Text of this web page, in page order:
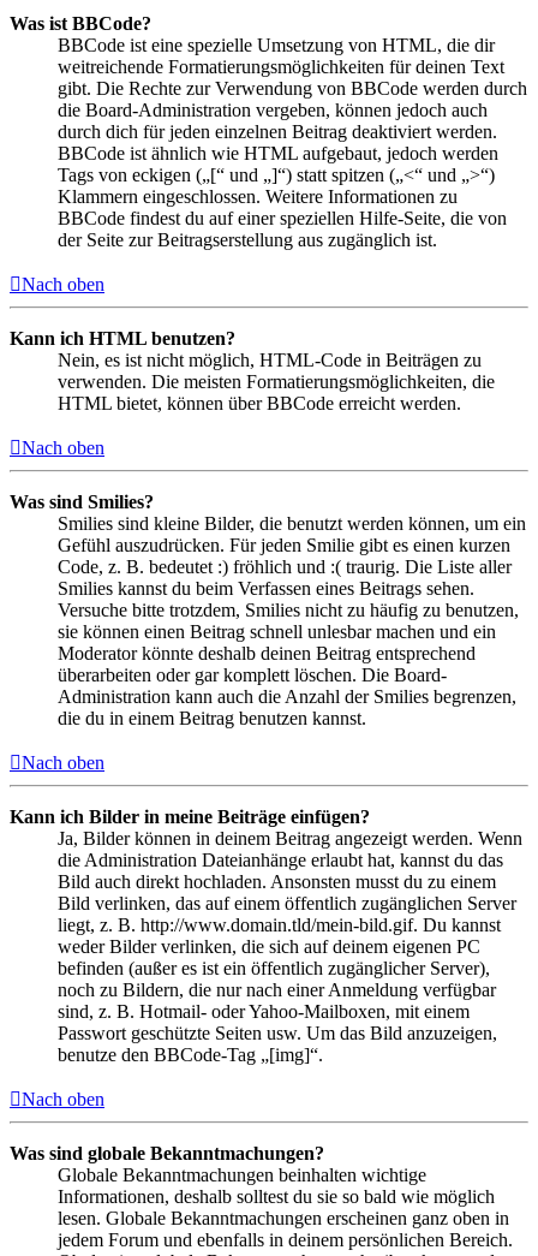
Was ist BBCode?
BBCode ist eine spezielle Umsetzung von HTML, die dir
weitreichende Formatierungsmöglichkeiten für deinen Text
gibt. Die Rechte zur Verwendung von BBCode werden durch
die Board-Administration vergeben, können jedoch auch
durch dich für jeden einzelnen Beitrag deaktiviert werden.
BBCode ist ähnlich wie HTML aufgebaut, jedoch werden
Tags von eckigen („[“ und „]“) statt spitzen („<“ und „>“)
Klammern eingeschlossen. Weitere Informationen zu
BBCode findest du auf einer speziellen Hilfe-Seite, die von
der Seite zur Beitragserstellung aus zugänglich ist.
Nach oben
Kann ich HTML benutzen?
Nein, es ist nicht möglich, HTML-Code in Beiträgen zu
verwenden. Die meisten Formatierungsmöglichkeiten, die
HTML bietet, können über BBCode erreicht werden.
Nach oben
Was sind Smilies?
Smilies sind kleine Bilder, die benutzt werden können, um ein
Gefühl auszudrücken. Für jeden Smilie gibt es einen kurzen
Code, z. B. bedeutet :) fröhlich und :( traurig. Die Liste aller
Smilies kannst du beim Verfassen eines Beitrags sehen.
Versuche bitte trotzdem, Smilies nicht zu häufig zu benutzen,
sie können einen Beitrag schnell unlesbar machen und ein
Moderator könnte deshalb deinen Beitrag entsprechend
überarbeiten oder gar komplett löschen. Die Board-
Administration kann auch die Anzahl der Smilies begrenzen,
die du in einem Beitrag benutzen kannst.
Nach oben
Kann ich Bilder in meine Beiträge einfügen?
Ja, Bilder können in deinem Beitrag angezeigt werden. Wenn
die Administration Dateianhänge erlaubt hat, kannst du das
Bild auch direkt hochladen. Ansonsten musst du zu einem
Bild verlinken, das auf einem öffentlich zugänglichen Server
liegt, z. B. http://www.domain.tld/mein-bild.gif. Du kannst
weder Bilder verlinken, die sich auf deinem eigenen PC
befinden (außer es ist ein öffentlich zugänglicher Server),
noch zu Bildern, die nur nach einer Anmeldung verfügbar
sind, z. B. Hotmail- oder Yahoo-Mailboxen, mit einem
Passwort geschützte Seiten usw. Um das Bild anzuzeigen,
benutze den BBCode-Tag „[img]“.
Nach oben
Was sind globale Bekanntmachungen?
Globale Bekanntmachungen beinhalten wichtige
Informationen, deshalb solltest du sie so bald wie möglich
lesen. Globale Bekanntmachungen erscheinen ganz oben in
jedem Forum und ebenfalls in deinem persönlichen Bereich.